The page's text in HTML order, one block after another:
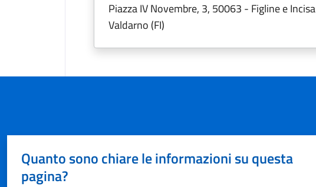
Piazza IV Novembre, 3, 50063 - Figline e Incisa
Valdarno (FI)
Quanto sono chiare le informazioni su questa
pagina?